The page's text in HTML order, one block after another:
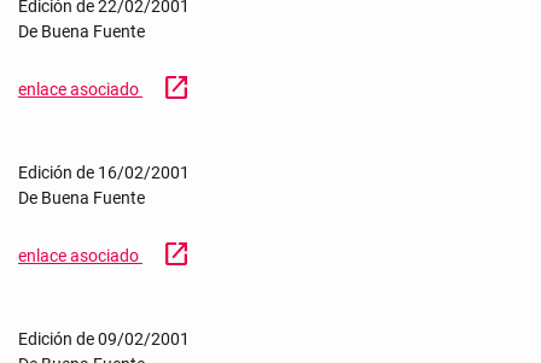
Edición de 22/02/2001
De Buena Fuente
enlace asociado open_in_new
Edición de 16/02/2001
De Buena Fuente
enlace asociado open_in_new
Edición de 09/02/2001